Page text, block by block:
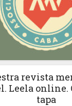
revista
Leela online.
tapa